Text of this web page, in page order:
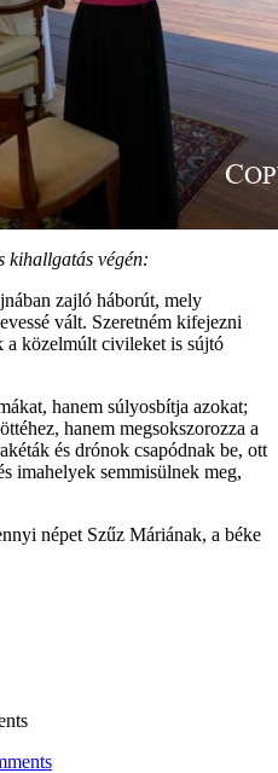
kihallgatás végén:
zajló háborút, mely
vált. Szeretném kifejezni
a közelmúlt civileket is sújtó
hanem súlyosbítja azokat;
hanem megsokszorozza a
és drónok csapódnak be, ott
imahelyek semmisülnek meg,
népet Szűz Máriának, a béke